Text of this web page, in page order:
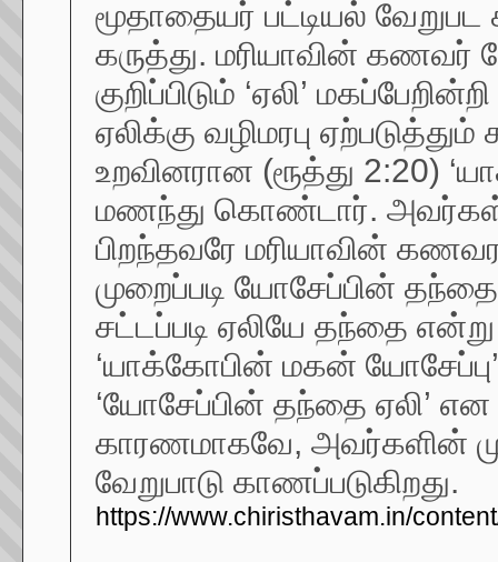
மூதாதையர் பட்டியல்
கருத்து. மரியாவின்
குறிப்பிடும் ‘ஏலி’
ஏலிக்கு வழிமரபு
உறவினரான (ரூத்து 2:20)
மணந்து கொண்டார். அவர்கள்
பிறந்தவரே மரியாவின்
முறைப்படி யோசேப்பின்
சட்டப்படி ஏலியே தந்தை
‘யாக்கோபின் மகன் யோசேப்பு’
‘யோசேப்பின் தந்தை ஏலி’
காரணமாகவே, அவர்களின்
வேறுபாடு காணப்படுகிறது.
https://www.chiristhavam.in/